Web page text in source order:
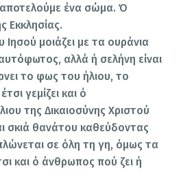
ένα σώμα. Ό
Εκκλησίας.
μοιάζει με τα ουράνια
αλλά ή σελήνη είναι
το φως του ήλιου, το
γεμίζει και ό
της Δικαιοσύνης Χριστού
σκιά θανάτου καθεύδοντας
σε όλη τη γη, όμως τα
και ό άνθρωπος πού ζει ή